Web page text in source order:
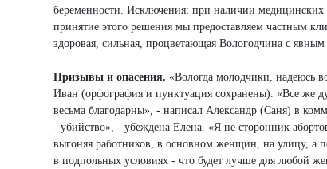
беременности. Исключения: при наличии
принятие этого решения мы предоставляем частным
здоровая, сильная, процветающая Вологодчина с явным
Призывы и опасения. «Вологда молодчики, надеюсь
Иван (орфография и пунктуация сохранены). «Все же
весьма благодарны», - написал Александр (Саня) в
- убийство», - убеждена Елена. «Я не сторонник
выгоняя работников, в основном женщин, на улицу, а
в подпольных условиях - что будет лучше для любой